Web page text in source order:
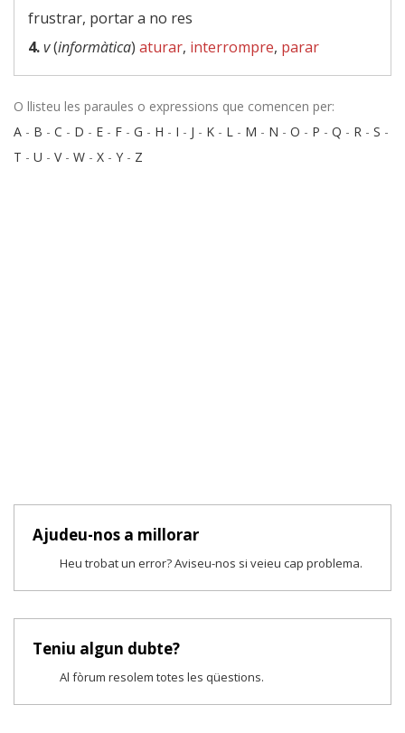
frustrar, portar a no res
4.v(informàtica) aturar, interrompre, parar
O llisteu les paraules o expressions que comencen per:
A - B - C - D - E - F - G - H - I - J - K - L - M - N - O - P - Q - R - S -
T - U - V- W - X - Y - Z
Ajudeu-nos a millorar
Heu trobat un error? Aviseu-nos si veieu cap problema.
Teniu algun dubte?
Al fòrum resolem totes les qüestions.